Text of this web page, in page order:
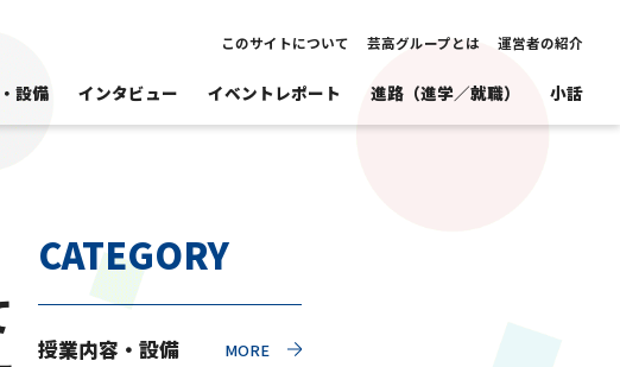
設備 インタビュー イベントレポート 進路（進学／就職） 小話
このサイトについて 芸高グループとは 運営者の紹介
CATEGORY
授業内容・設備